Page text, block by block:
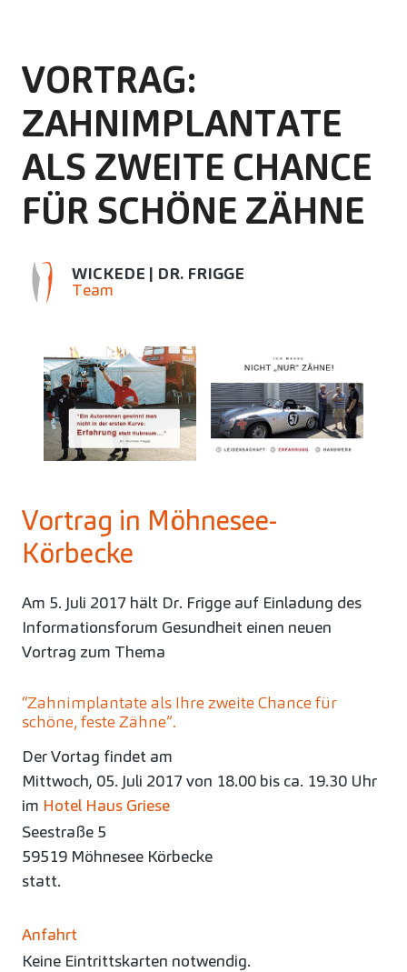
VORTRAG:
ZAHNIMPLANTATE
ALS ZWEITE CHANCE
FÜR SCHÖNE ZÄHNE
WICKEDE | DR. FRIGGE
Team
Vortrag in Möhnesee-
Körbecke
Am 5. Juli 2017 hält Dr. Frigge auf Einladung des
Informationsforum Gesundheit einen neuen
Vortrag zum Thema
“Zahnimplantate als Ihre zweite Chance für
schöne, feste Zähne”.
Der Vortag findet am
Mittwoch, 05. Juli 2017 von 18.00 bis ca. 19.30 Uhr
im Hotel Haus Griese
Seestraße 5
59519 Möhnesee Körbecke
statt.
Anfahrt
Keine Eintrittskarten notwendig.